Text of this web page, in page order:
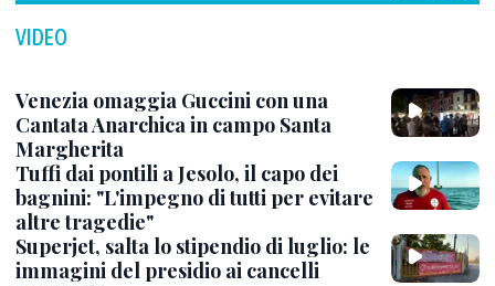
VIDEO
Venezia omaggia Guccini con una
Cantata Anarchica in campo Santa
Margherita
Tuffi dai pontili a Jesolo, il capo dei
bagnini: "L'impegno di tutti per evitare
altre tragedie"
Superjet, salta lo stipendio di luglio: le
immagini del presidio ai cancelli